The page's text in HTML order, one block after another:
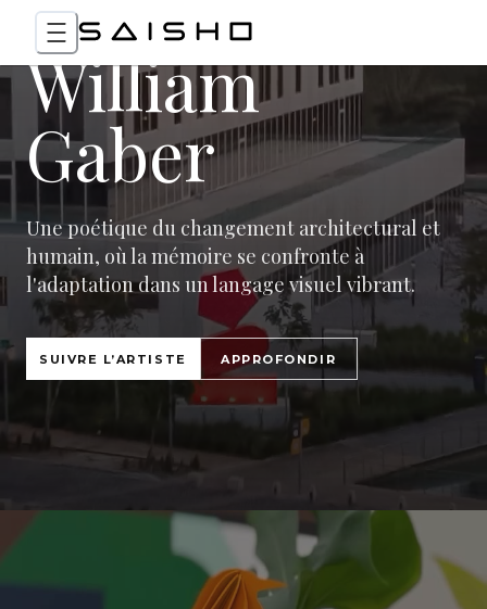
William
Gaber
Une poétique du changement architectural et
humain, où la mémoire se confronte à
l'adaptation dans un langage visuel vibrant.
SUIVRE L’ARTISTE APPROFONDIR